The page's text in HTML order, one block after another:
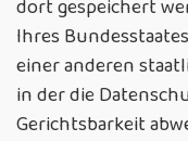
dort gespeichert
Ihres
einer anderen
in der die
Gerichtsbarkeit